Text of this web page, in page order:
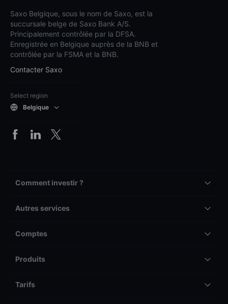
Saxo Belgique, sous le nom de Saxo, est la
succursale belge de Saxo Bank A/S.
Principalement contrôlée par la DFSA.
Enregistrée en Belgique auprès de la BNB et
contrôlée par la FSMA et la BNB.
Contacter Saxo
Select region
Belgique
Comment investir ?
Autres services
Comptes
Produits
Tarifs